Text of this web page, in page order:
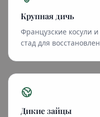
Крупная дичь
Французские косули
стад для
Дикие зайцы